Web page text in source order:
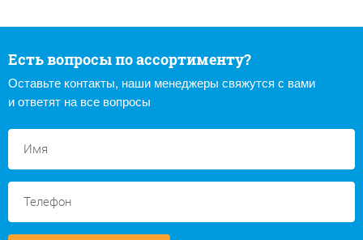
Есть вопросы по ассортименту?
Оставьте контакты, наши менеджеры свяжутся с вами
и ответят на все вопросы